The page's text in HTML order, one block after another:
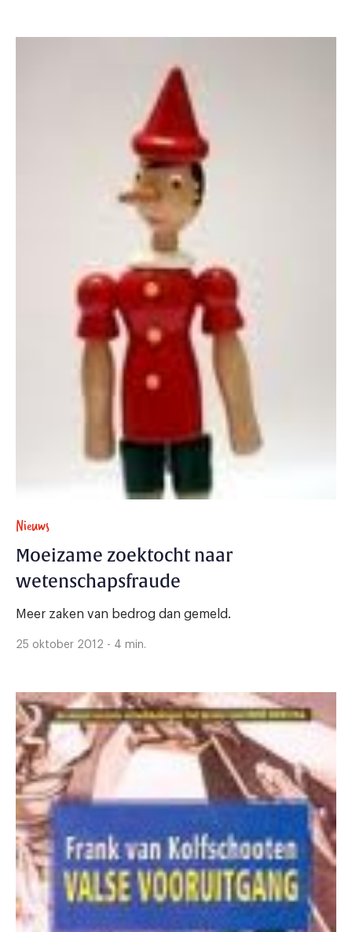
Nieuws
Moeizame zoektocht naar
wetenschapsfraude
Meer zaken van bedrog dan gemeld.
25 oktober 2012 - 4 min.